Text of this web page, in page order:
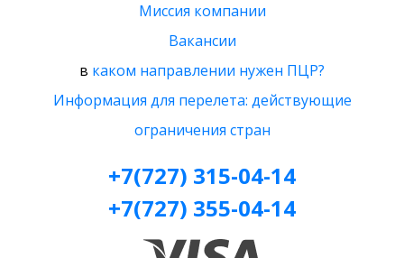
Миссия компании
Вакансии
в каком направлении нужен ПЦР?
Информация для перелета: действующие
ограничения стран
+7(727) 315-04-14
+7(727) 355-04-14